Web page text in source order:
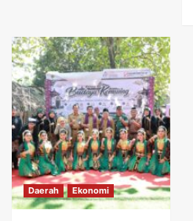
Daerah Ekonomi